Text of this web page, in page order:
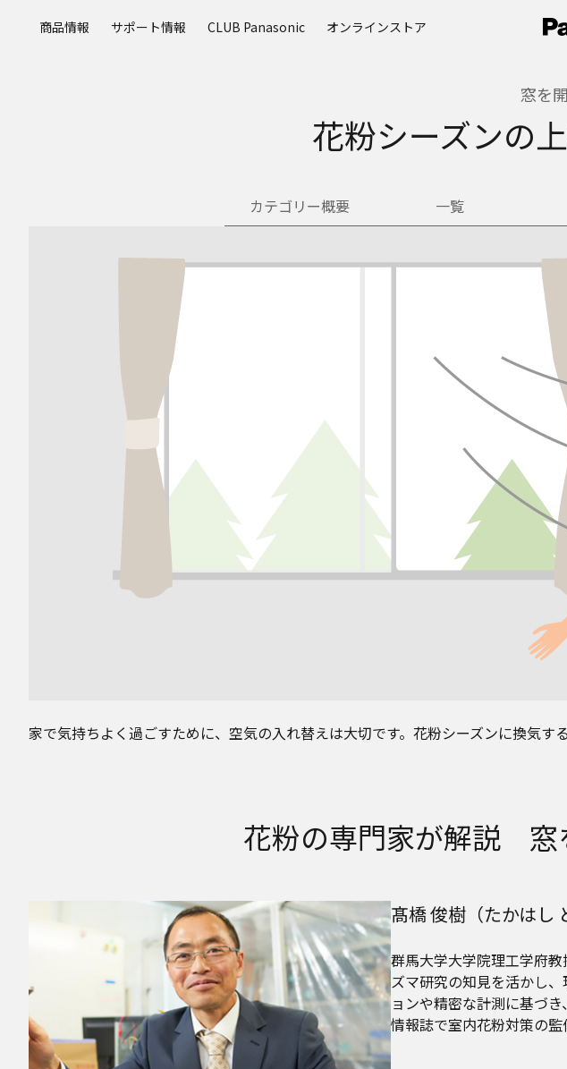
商品情報 サポート情報 CLUB Panasonic オンラインストア
窓を
花粉シーズンの
カテゴリー概要 一覧
家で気持ちよく過ごすために、空気の入れ替えは大切です。花粉シーズンに換気す
花粉の専門家が解説 窓
髙橋 俊樹（たかはし
群馬大学大学院理工学府
ズマ研究の知見を活かし
ョンや精密な計測に基づ
情報誌で室内花粉対策の